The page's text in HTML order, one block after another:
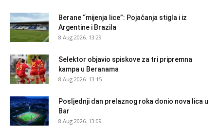
Berane “mijenja lice”: Pojačanja stigla i iz
Argentine i Brazila
8 Aug 2026. 13:29
Selektor objavio spiskove za tri pripremna
kampa u Beranama
8 Aug 2026. 13:15
Posljednji dan prelaznog roka donio nova lica u
Bar
8 Aug 2026. 13:09